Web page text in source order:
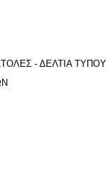
- ΔΕΛΤΙΑ ΤΥΠΟΥ